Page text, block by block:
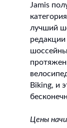
Jamis
лучший
Biking, и
Цены